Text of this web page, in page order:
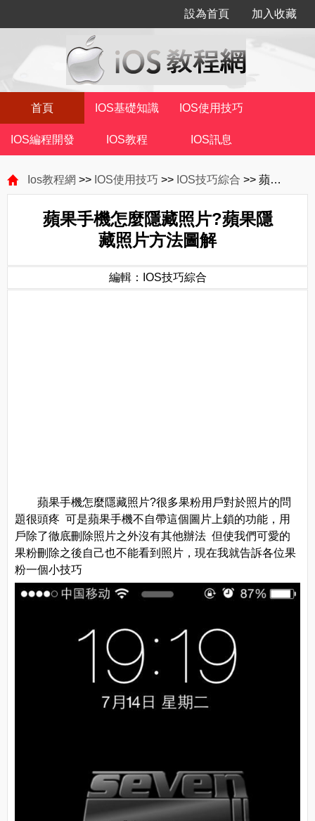
設為首頁 加入收藏
首頁 IOS基礎知識 IOS使用技巧
IOS編程開發 IOS教程 IOS訊息
Ios教程網 >> IOS使用技巧 >> IOS技巧綜合 >> 蘋果手機怎麼隱藏照片?蘋果隱藏照片方法圖解
蘋果手機怎麼隱藏照片?蘋果隱
藏照片方法圖解
編輯：IOS技巧綜合
蘋果手機怎麼隱藏照片?很多果粉用戶對於照片的問
題很頭疼 可是蘋果手機不自帶這個圖片上鎖的功能，用
戶除了徹底刪除照片之外沒有其他辦法 但使我們可愛的
果粉刪除之後自己也不能看到照片，現在我就告訴各位果
粉一個小技巧